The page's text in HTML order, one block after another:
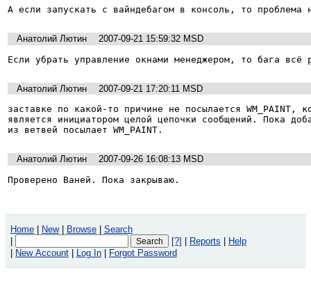
А если запускать с вайндебагом в консоль, то проблема
Анатолий Лютин
2007-09-21 15:59:32 MSD
Если убрать управление окнами менеджером, то бага всё
Анатолий Лютин
2007-09-21 17:20:11 MSD
заставке по какой-то причине не посылается WM_PAINT,
является инициатором целой цепочки сообщений. Пока
из ветвей посылает WM_PAINT.
Анатолий Лютин
2007-09-26 16:08:13 MSD
Проверено Ваней. Пока закрываю.
Home New Browse
Search
[?] Reports
Help
New Account Log In Forgot Password